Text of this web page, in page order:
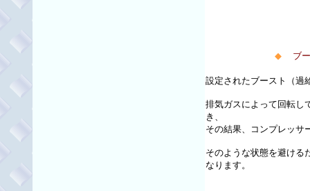
◆ ブ
設定されたブースト（過
排気ガスによって回転し
き、
その結果、コンプレッサ
そのような状態を避ける
なります。